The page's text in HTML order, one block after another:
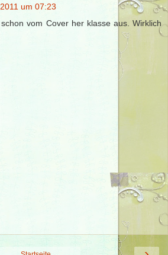
um 07:23
vom Cover her klasse aus. Wirklich